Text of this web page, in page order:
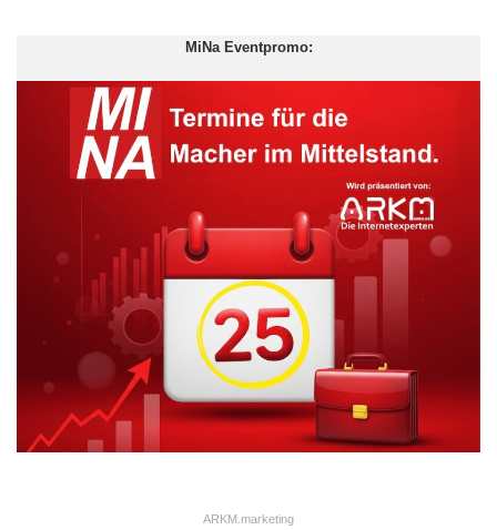
ARKM.marketing
MiNa Eventpromo:
ARKM.marketing